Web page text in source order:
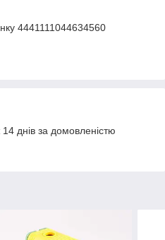
4441111044634560
днів за домовленістю